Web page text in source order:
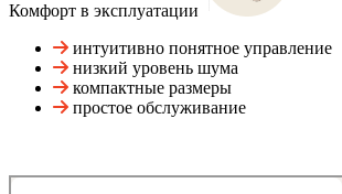
Комфорт в эксплуатации
интуитивно понятное управление
низкий уровень шума
компактные размеры
простое обслуживание